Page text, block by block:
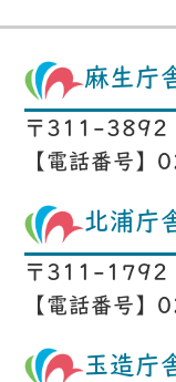
麻生庁
〒311-3892
【電話番号
北浦庁
〒311-1792
【電話番号
玉造庁